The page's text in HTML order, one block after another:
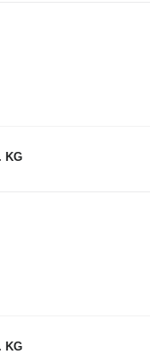
KG
KG